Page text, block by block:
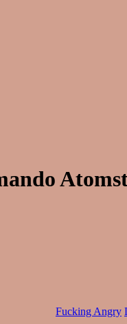
Fucking Angry